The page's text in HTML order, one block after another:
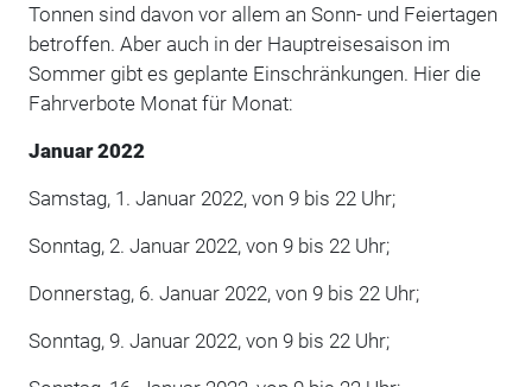
Tonnen sind davon vor allem an Sonn- und Feiertagen
betroffen. Aber auch in der Hauptreisesaison im
Sommer gibt es geplante Einschränkungen. Hier die
Fahrverbote Monat für Monat:
Januar 2022
Samstag, 1. Januar 2022, von 9 bis 22 Uhr;
Sonntag, 2. Januar 2022, von 9 bis 22 Uhr;
Donnerstag, 6. Januar 2022, von 9 bis 22 Uhr;
Sonntag, 9. Januar 2022, von 9 bis 22 Uhr;